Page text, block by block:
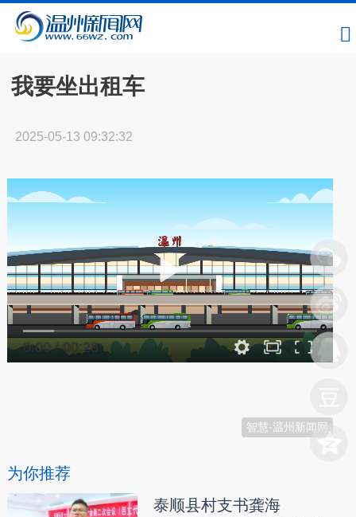
我要坐出租车
2025-05-13 09:32:32
0:00/00:28
智慧·温州新闻网
为你推荐
泰顺县村支书龚海